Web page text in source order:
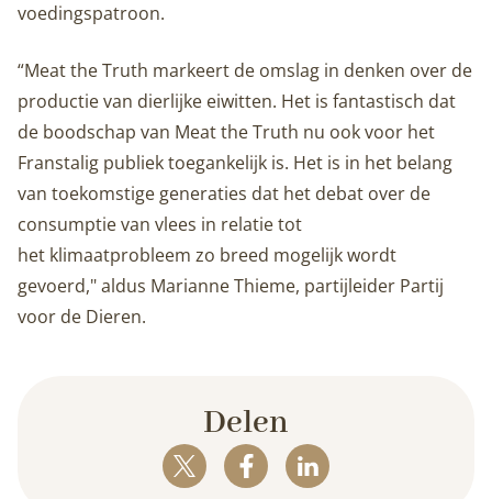
voedingspatroon.
“Meat the Truth markeert de omslag in denken over de
productie van dierlijke eiwitten. Het is fantastisch dat
de boodschap van Meat the Truth nu ook voor het
Franstalig publiek toegankelijk is. Het is in het belang
van toekomstige generaties dat het debat over de
consumptie van vlees in relatie tot
het klimaatprobleem zo breed mogelijk wordt
gevoerd," aldus Marianne Thieme, partijleider Partij
voor de Dieren.
Delen